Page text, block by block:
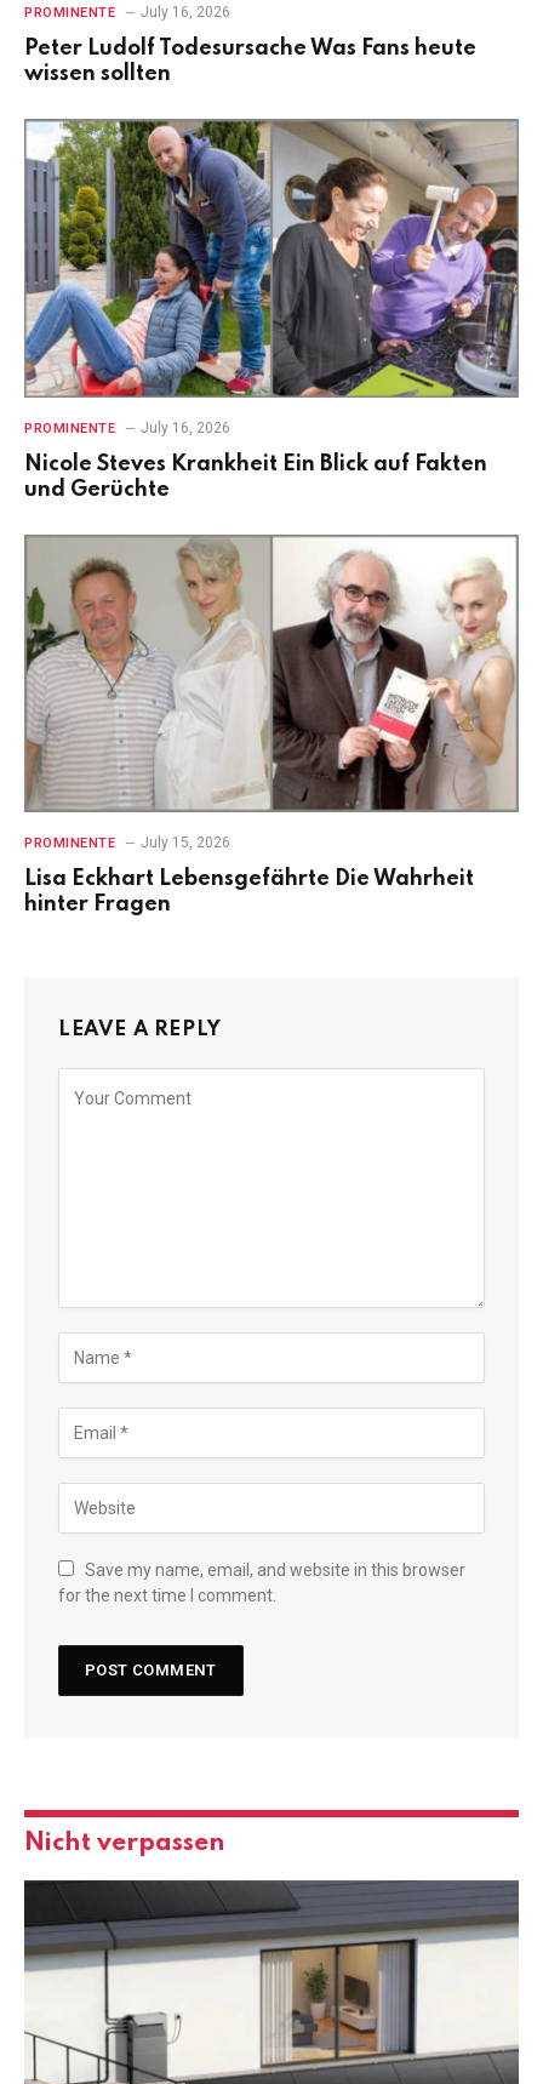
PROMINENTE July 16, 2026
Peter Ludolf Todesursache Was Fans heute
wissen sollten
PROMINENTE July 16, 2026
Nicole Steves Krankheit Ein Blick auf Fakten
und Gerüchte
PROMINENTE July 15, 2026
Lisa Eckhart Lebensgefährte Die Wahrheit
hinter Fragen
LEAVE A REPLY
Save my name, email, and website in this browser
for the next time I comment.
Nicht verpassen